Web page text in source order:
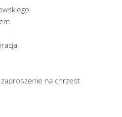
na chrzest